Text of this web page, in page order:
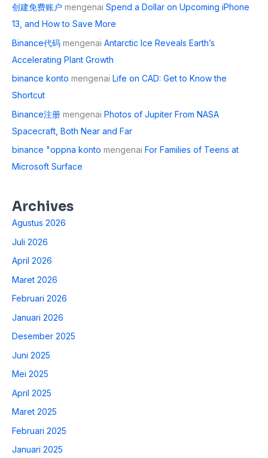
创建免费账户 mengenai Spend a Dollar on Upcoming iPhone
13, and How to Save More
Binance代码 mengenai Antarctic Ice Reveals Earth’s
Accelerating Plant Growth
binance konto mengenai Life on CAD: Get to Know the
Shortcut
Binance注册 mengenai Photos of Jupiter From NASA
Spacecraft, Both Near and Far
binance "oppna konto mengenai For Families of Teens at
Microsoft Surface
Archives
Agustus 2026
Juli 2026
April 2026
Maret 2026
Februari 2026
Januari 2026
Desember 2025
Juni 2025
Mei 2025
April 2025
Maret 2025
Februari 2025
Januari 2025